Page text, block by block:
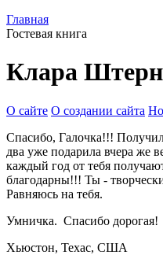
Главная
Гостевая книга
Клара Штерн
О сайте О создании сайта
Спасибо, Галочка!!!
два уже подарила вчера же
каждый год от тебя
благодарны!!! Ты -
Равняюсь на тебя.
Умничка. Спасибо дорогая!
Хьюстон, Техас, США